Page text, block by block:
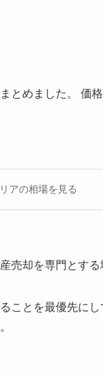
とめました。 価
アの相場を見る
売却を専門とする
ことを最優先に